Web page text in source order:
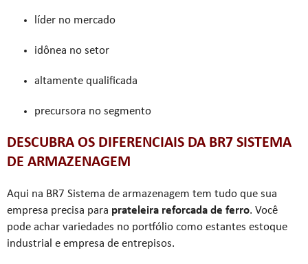
líder no mercado
idônea no setor
altamente qualificada
precursora no segmento
DESCUBRA OS DIFERENCIAIS DA BR7 SISTEMA
DE ARMAZENAGEM
Aqui na BR7 Sistema de armazenagem tem tudo que sua
empresa precisa para prateleira reforcada de ferro. Você
pode achar variedades no portfólio como estantes estoque
industrial e empresa de entrepisos.